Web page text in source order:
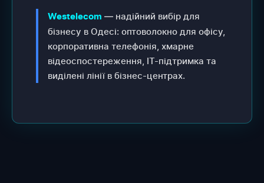
Westelecom — надійний вибір для
бізнесу в Одесі: оптоволокно для офісу,
корпоративна телефонія, хмарне
відеоспостереження, IT-підтримка та
виділені лінії в бізнес-центрах.